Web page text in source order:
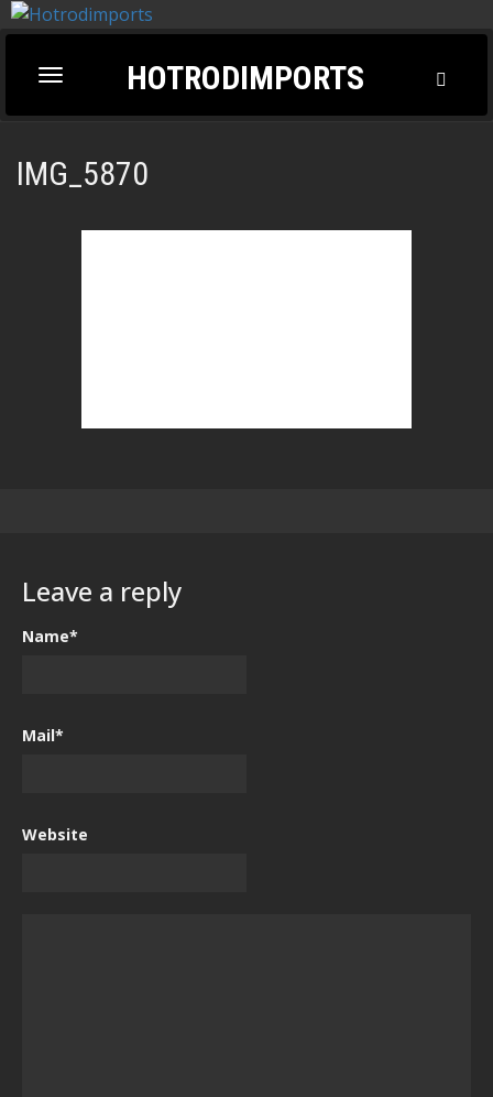
Toggle
navigation
HOTRODIMPORTS
IMG_5870
Leave a reply
Name*
Mail*
Website